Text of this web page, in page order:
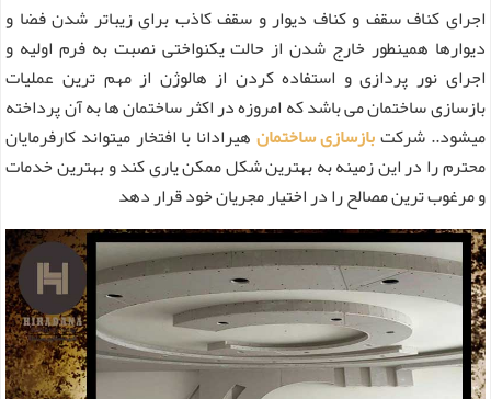
اجرای کناف سقف و کناف دیوار و سقف کاذب برای زیباتر شدن فضا و
دیوارها همینطور خارج شدن از حالت یکنواختی نصبت به فرم اولیه و
اجرای نور پردازی و استفاده کردن از هالوژن از مهم ترین عملیات
بازسازی ساختمان می باشد که امروزه در اکثر ساختمان ها به آن پرداخته
میشود.. شرکتبازسازی ساختمانهیرادانا با افتخار میتواند کارفرمایان
محترم را در این زمینه به بهترین شکل ممکن یاری کند و بهترین خدمات
و مرغوب ترین مصالح را در اختیار مجریان خود قرار دهد